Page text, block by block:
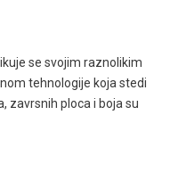
se svojim raznolikim
tehnologije koja stedi
zavrsnih ploca i boja su